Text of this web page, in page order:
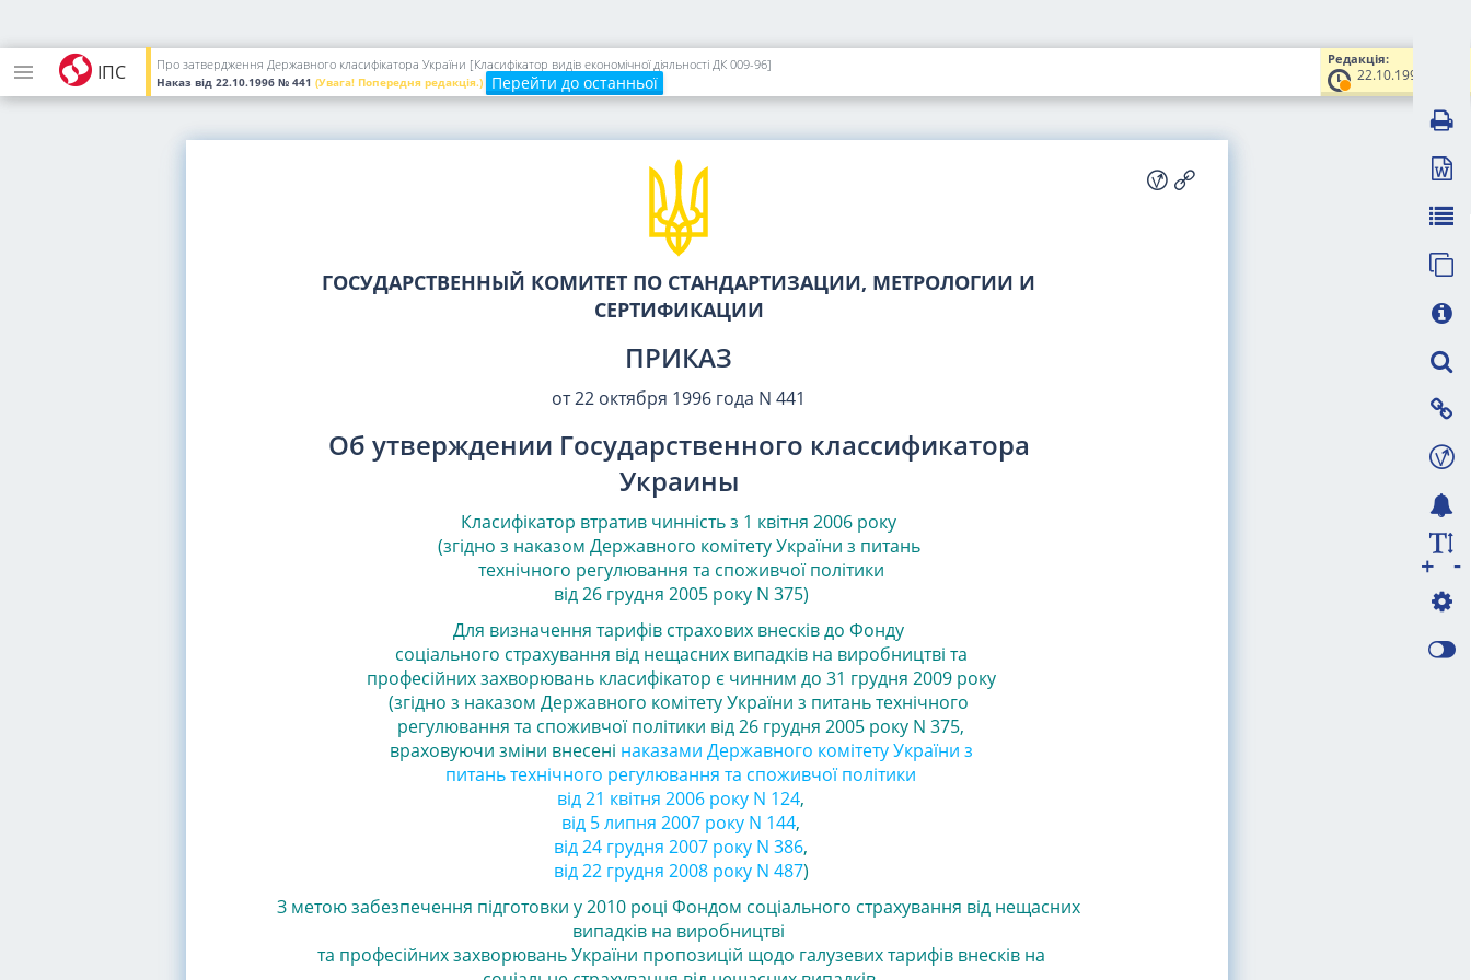
ІПС
Редакція:
22.10.1996
Про затвердження Державного класифікатора України [Класифікатор видів економічної діяльності ДК 009-96]
Наказ від 22.10.1996 № 441 (Увага! Попередня редакція.) Перейти до останньої
ГОСУДАРСТВЕННЫЙ КОМИТЕТ ПО СТАНДАРТИЗАЦИИ, МЕТРОЛОГИИ И
СЕРТИФИКАЦИИ
ПРИКАЗ
от 22 октября 1996 года N 441
Об утверждении Государственного классификатора
Украины
Класифікатор втратив чинність з 1 квітня 2006 року
(згідно з наказом Державного комітету України з питань
технічного регулювання та споживчої політики
від 26 грудня 2005 року N 375)
Для визначення тарифів страхових внесків до Фонду
соціального страхування від нещасних випадків на виробництві та
професійних захворювань класифікатор є чинним до 31 грудня 2009 року
(згідно з наказом Державного комітету України з питань технічного
регулювання та споживчої політики від 26 грудня 2005 року N 375,
враховуючи зміни внесені наказами Державного комітету України з
питань технічного регулювання та споживчої політики
від 21 квітня 2006 року N 124,
від 5 липня 2007 року N 144,
від 24 грудня 2007 року N 386,
від 22 грудня 2008 року N 487)
З метою забезпечення підготовки у 2010 році Фондом соціального страхування від нещасних
випадків на виробництві
та професійних захворювань України пропозицій щодо галузевих тарифів внесків на
-
+